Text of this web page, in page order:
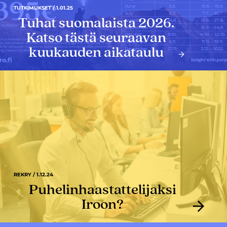
TUTKIMUKSET / 1.01.25
Tuhat suomalaista 2026.
Katso tästä seuraavan
kuukauden aikataulu
REKRY / 1.12.24
Puhelinhaastattelijaksi
Iroon?